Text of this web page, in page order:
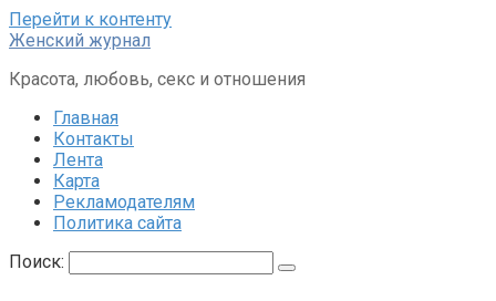
Перейти к контенту
Женский журнал
Красота, любовь, секс и отношения
Главная
Контакты
Лента
Карта
Рекламодателям
Политика сайта
Поиск: